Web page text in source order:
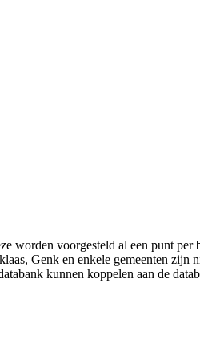
worden voorgesteld al een punt
Genk en enkele gemeenten zijn
kunnen koppelen aan de